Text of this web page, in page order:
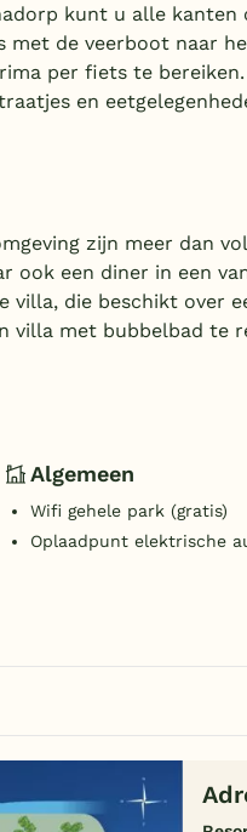
kunt u alle kanten
de veerboot naar
per fiets te
en
zijn meer dan
een diner in een
villa, die beschikt over
villa met bubbelbad te
Algemeen
Wifi gehele park (gratis)
Oplaadpunt elektrische